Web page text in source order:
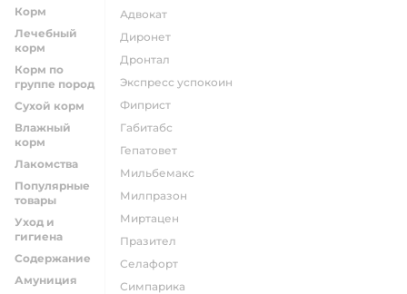
Корм
Лечебный
корм
Корм по
группе пород
Сухой корм
Влажный
корм
Лакомства
Популярные
товары
Уход и
гигиена
Содержание
Амуниция
адвокат
диронет
дронтал
экспресс успокоин
фиприст
габитабс
гепатовет
мильбемакс
милпразон
миртацен
празител
селафорт
симпарика